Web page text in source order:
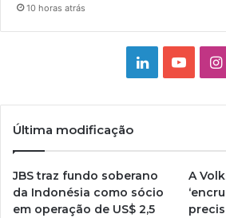
10 horas atrás
Linkedin
Última modificação
JBS traz fundo soberano
da Indonésia como sócio
em operação de US$ 2,5
A